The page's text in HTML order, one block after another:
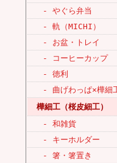
- やぐら弁当
- 軌（MICHI）
- お盆・トレイ
- コーヒーカップ
- 徳利
- 曲げわっぱ×樺細
樺細工（桜皮細工）
- 和雑貨
- キーホルダー
- 箸・箸置き